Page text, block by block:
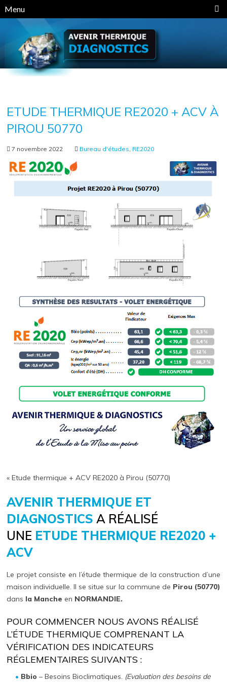
Menu
ETUDE THERMIQUE RE2020 + ACV À
PIROU 50770
7 novembre 2022 Bureau d'études RE2020
« Etude thermique + ACV RE2020 à Pirou (50770)
AVENIR THERMIQUE ET
DIAGNOSTICS A RÉALISÉ
UNE ETUDE THERMIQUE RE2020 +
ACV
Le projet consiste en l’étude thermique de la construction d’une
maison individuelle. Il se situe sur la commune de Pirou (50770)
dans la Mancheen NORMANDIE.
POUR COMMENCER NOUS AVONS RÉALISÉ
L’ÉTUDE THERMIQUE COMPRENANT LA
VÉRIFICATION DES INDICATEURS
RÉGLEMENTAIRES SUIVANTS :
Bbio – Besoins Bioclimatiques. (Evaluation des besoins de
Panneau de gestion des cookies